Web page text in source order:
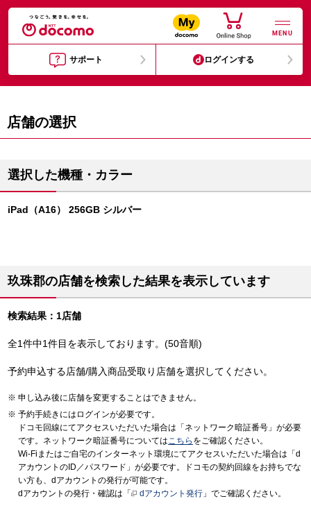
MENU
サポート ログインする
店舗の選択
選択した機種・カラー
iPad（A16） 256GB シルバー
玖珠郡の店舗を検索した結果を表示しています
検索結果：1店舗
全1件中1件目を表示しております。(50音順)
予約申込する店舗/購入商品受取り店舗を選択してください。
申し込み後に店舗を変更することはできません。
予約手続きにはログインが必要です。
ドコモ回線にてアクセスいただいた場合は「ネットワーク暗証番号」が必要
です。ネットワーク暗証番号についてはこちら をご確認ください。
Wi-Fiまたはご自宅のインターネット環境にてアクセスいただいた場合は「d
アカウントのID／パスワード」が必要です。ドコモの契約回線をお持ちでな
い方も、dアカウントの発行が可能です。
dアカウントの発行・確認は「
dアカウント発行 」でご確認ください。